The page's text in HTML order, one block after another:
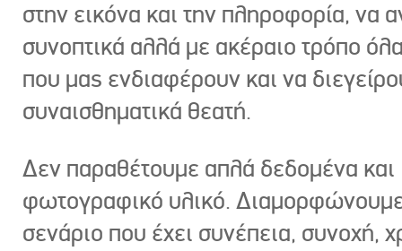
στην εικόνα και την πληροφορία, να
συνοπτικά αλλά με ακέραιο τρόπο
που μας ενδιαφέρουν και να
συναισθηματικά θεατή.
Δεν παραθέτουμε απλά δεδομένα και
φωτογραφικό υλικό.
σενάριο που έχει συνέπεια, συνοχή,